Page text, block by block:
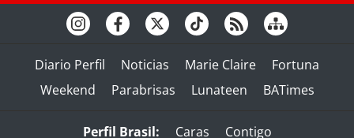
Diario Perfil Noticias Marie Claire
Fortuna
Weekend
Parabrisas Lunateen BATimes
Perfil Brasil: Caras Contigo